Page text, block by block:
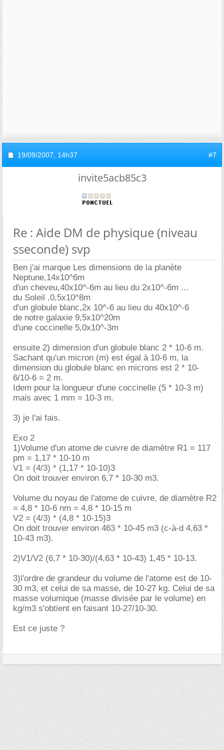
19/09/2007, 14h37 #7
invite5acb85c3
Re : Aide DM de physique (niveau
sseconde) svp
Ben j'ai marque Les dimensions de la planète
Neptune,14x10^6m
d'un cheveu,40x10^-6m au lieu du 2x10^-6m ...
du Soleil ,0,5x10^8m
d'un globule blanc,2x 10^-6 au lieu du 40x10^-6
de notre galaxie 9,5x10^20m
d'une coccinelle 5,0x10^-3m
ensuite 2) dimension d'un globule blanc 2 * 10-6 m.
Sachant qu'un micron (m) est égal à 10-6 m, la
dimension du globule blanc en microns est 2 * 10-
6/10-6 = 2 m.
Idem pour la longueur d'une coccinelle (5 * 10-3 m)
mais avec 1 mm = 10-3 m.
3) je l'ai fais.
Exo 2
1)Volume d'un atome de cuivre de diamètre R1 = 117
pm = 1,17 * 10-10 m
V1 = (4/3) * (1,17 * 10-10)3
On doit trouver environ 6,7 * 10-30 m3.
Volume du noyau de l'atome de cuivre, de diamètre R2
= 4,8 * 10-6 nm = 4,8 * 10-15 m
V2 = (4/3) * (4,8 * 10-15)3
On doit trouver environ 463 * 10-45 m3 (c-à-d 4,63 *
10-43 m3).
2)V1/V2 (6,7 * 10-30)/(4,63 * 10-43) 1,45 * 10-13.
3)l'ordre de grandeur du volume de l'atome est de 10-
30 m3, et celui de sa masse, de 10-27 kg. Celui de sa
masse volumique (masse divisée par le volume) en
kg/m3 s'obtient en faisant 10-27/10-30.
Est ce juste ?